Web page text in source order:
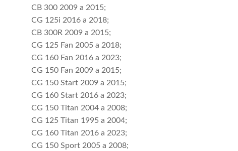
CB 300 2009 a 2015;
CG 125i 2016 a 2018;
CB 300R 2009 a 2015;
CG 125 Fan 2005 a 2018;
CG 160 Fan 2016 a 2023;
CG 150 Fan 2009 a 2015;
CG 150 Start 2009 a 2015;
CG 160 Start 2016 a 2023;
CG 150 Titan 2004 a 2008;
CG 125 Titan 1995 a 2004;
CG 160 Titan 2016 a 2023;
CG 150 Sport 2005 a 2008;